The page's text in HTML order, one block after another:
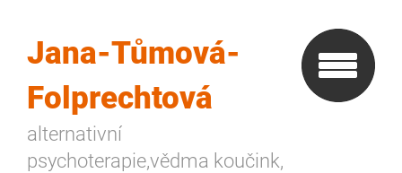
Jana-Tůmová-
Folprechtová
alternativní
psychoterapie,vědma koučink,